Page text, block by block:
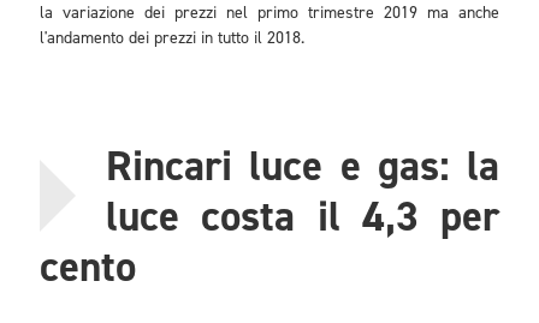
la variazione dei prezzi nel primo trimestre 2019 ma anche
l'andamento dei prezzi in tutto il 2018.
Rincari luce e gas: la
luce costa il 4,3 per
cento